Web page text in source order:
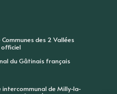
des 2 Vallées
officiel
du Gâtinais français
intercommunal de Milly-la-